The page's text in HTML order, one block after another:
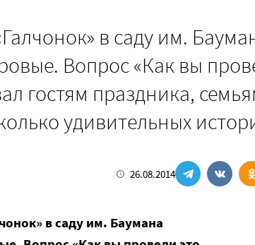
в саду им.
Вопрос «Как вы
гостям праздника,
удивительных
26.08.2014
в саду им. Баумана